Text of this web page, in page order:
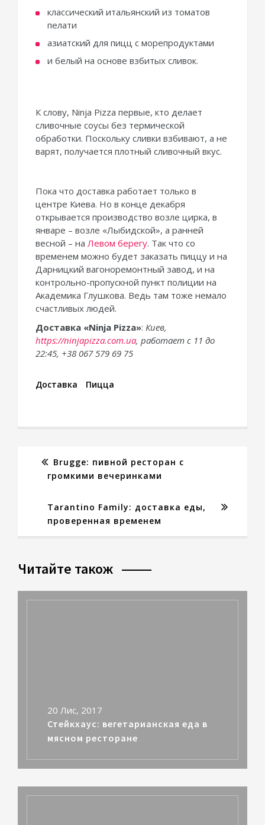
классический итальянский из томатов
пелати
азиатский для пицц с морепродуктами
и белый на основе взбитых сливок.
К слову, Ninja Pizza первые, кто делает
сливочные соусы без термической
обработки. Поскольку сливки взбивают, а не
варят, получается плотный сливочный вкус.
Пока что доставка работает только в
центре Киева. Но в конце декабря
открывается производство возле цирка, в
январе – возле «Лыбидской», а ранней
весной – на Левом берегу. Так что со
временем можно будет заказать пиццу и на
Дарницкий вагоноремонтный завод, и на
контрольно-пропускной пункт полиции на
Академика Глушкова. Ведь там тоже немало
счастливых людей.
Доставка «Ninja Pizza»: Киев,
https://ninjapizza.com.ua, работает с 11 до
22:45, +38 067 579 69 75
Доставка Пицца
Brugge: пивной ресторан с
громкими вечеринками
Tarantino Family: доставка еды,
проверенная временем
Читайте також
20 Лис, 2017
Стейкхаус: вегетарианская еда в
мясном ресторане